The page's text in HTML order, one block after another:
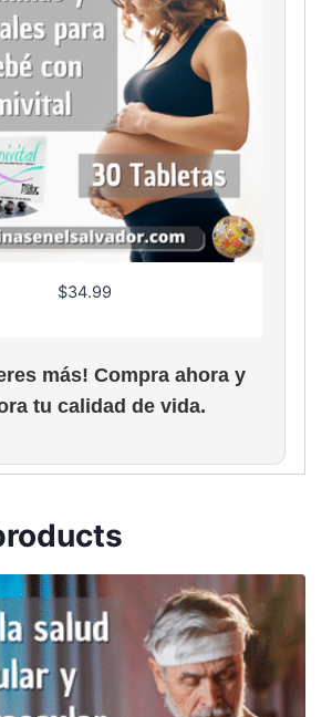
$34.99
más! Compra ahora y
tu calidad de vida.